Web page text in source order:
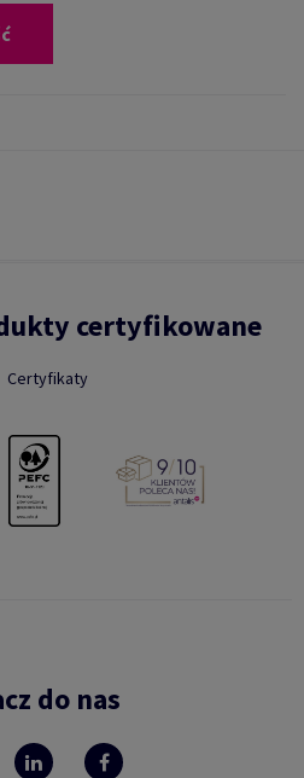
certyfikowane
Certyfikaty
do nas